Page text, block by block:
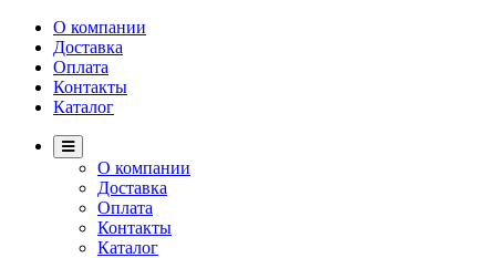
О компании
Доставка
Оплата
Контакты
Каталог
О компании
Доставка
Оплата
Контакты
Каталог